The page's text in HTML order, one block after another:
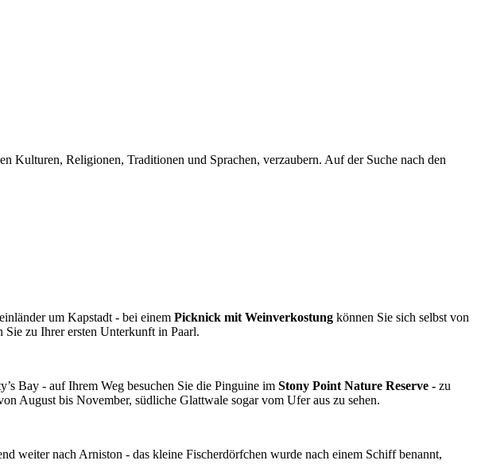
Kulturen, Religionen, Traditionen und Sprachen, verzaubern. Auf der Suche nach den
um Kapstadt - bei einem Picknick mit Weinverkostung können Sie sich selbst von
Sie zu Ihrer ersten Unterkunft in Paarl.
Bay - auf Ihrem Weg besuchen Sie die Pinguine im Stony Point Nature Reserve - zu
August bis November, südliche Glattwale sogar vom Ufer aus zu sehen.
weiter nach Arniston - das kleine Fischerdörfchen wurde nach einem Schiff benannt,